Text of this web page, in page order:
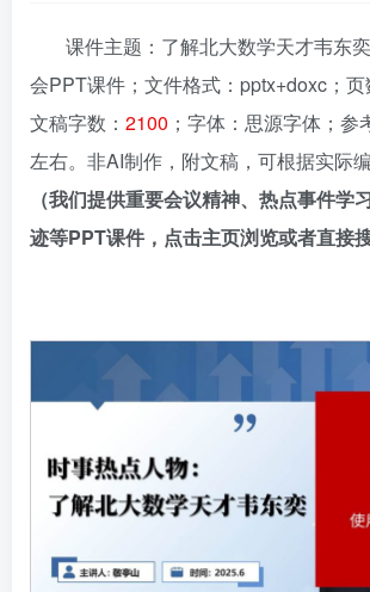
课件主题：了解北大数学天才韦东
会PPT课件；文件格式：pptx+doxc；页
文稿字数： 2100 ；字体：思源字体；参
左右。非AI制作，附文稿，可根据实际编
（我们提供重要会议精神、热点事件学
迹等PPT课件，点击主页浏览或者直接搜